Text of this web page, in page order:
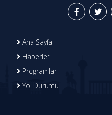
Ana Sayfa
Haberler
Programlar
Yol Durumu